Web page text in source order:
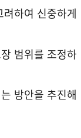
하여 신중하게
범위를 조정하
방안을 추진해